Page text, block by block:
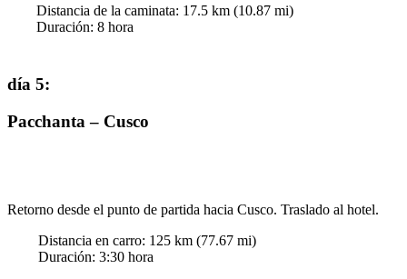
Distancia de la caminata: 17.5 km (10.87 mi)
Duración: 8 hora
día 5:
Pacchanta – Cusco
Retorno desde el punto de partida hacia Cusco. Traslado al hotel.
Distancia en carro: 125 km (77.67 mi)
Duración: 3:30 hora